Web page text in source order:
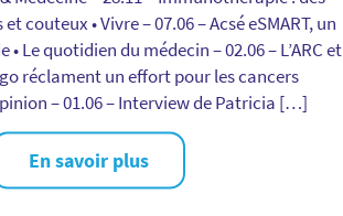
couteux • Vivre – 07.06 – Acsé eSMART, un
Le quotidien du médecin – 02.06 – L’ARC et
réclament un effort pour les cancers
– 01.06 – Interview de Patricia […]
En savoir plus